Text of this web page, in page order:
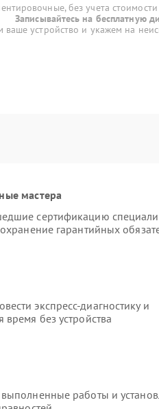
без учета стоимости
Записывайтесь на бесплатную
устройство и укажем на
мастера
сертификацию
гарантийных
экспресс-диагностику и
без устройства
выполненные работы и